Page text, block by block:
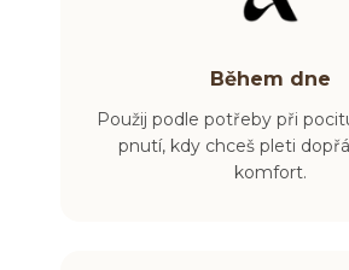
Během dne
Použij podle potřeby při
pnutí, kdy chceš pleti
komfort.